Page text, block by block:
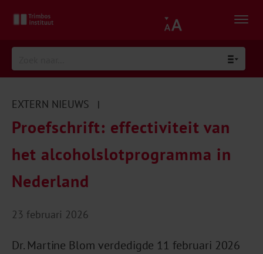
EXTERN NIEUWS |
Proefschrift: effectiviteit van
het alcoholslotprogramma in
Nederland
23 februari 2026
Dr. Martine Blom verdedigde 11 februari 2026